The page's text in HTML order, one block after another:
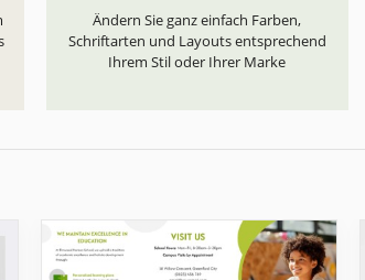
Ändern Sie ganz einfach Farben,
Schriftarten und Layouts entsprechend
Ihrem Stil oder Ihrer Marke